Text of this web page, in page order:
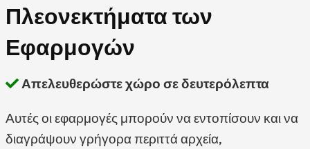
Πλεονεκτήματα των
Εφαρμογών
Απελευθερώστε χώρο σε δευτερόλεπτα
Αυτές οι εφαρμογές μπορούν να εντοπίσουν και να
διαγράψουν γρήγορα περιττά αρχεία,